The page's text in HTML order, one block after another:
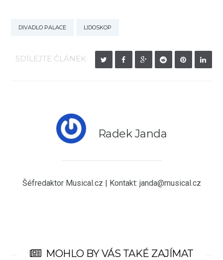
DIVADLO PALACE LIDOSKOP
SDÍLEJTE ČLÁNEK:
Radek Janda
Šéfredaktor Musical.cz | Kontakt: janda@musical.cz
MOHLO BY VÁS TAKÉ ZAJÍMAT